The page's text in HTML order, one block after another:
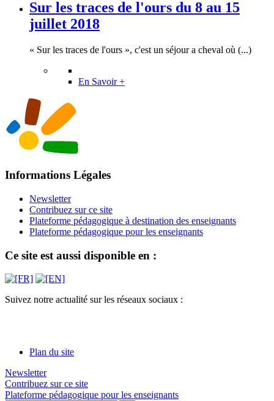
Sur les traces de l'ours du 8 au 15
juillet 2018
« Sur les traces de l'ours », c'est un séjour a cheval où (...)
En Savoir +
Informations Légales
Newsletter
Contribuez sur ce site
Plateforme pédagogique à destination des enseignants
Plateforme pédagogique pour les enseignants
Ce site est aussi disponible en :
Suivez notre actualité sur les réseaux sociaux :
Plan du site
Newsletter
Contribuez sur ce site
Plateforme pédagogique pour les enseignants